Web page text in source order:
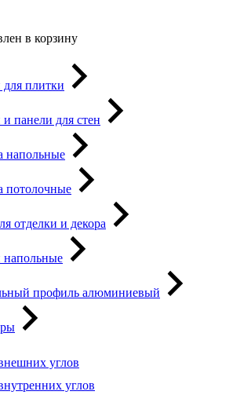
в корзину
плитки
панели для стен
напольные
потолочные
отделки и декора
профиль алюминиевый
углов
углов